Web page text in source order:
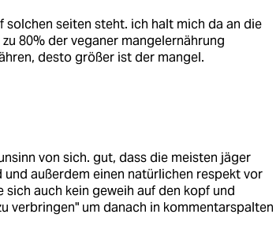
seiten steht. ich halt mich da an die
80% der veganer mangelernährung
desto größer ist der mangel.
von sich. gut, dass die meisten jäger
außerdem einen natürlichen respekt vor
auch kein geweih auf den kopf und
verbringen" um danach in kommentarspalten